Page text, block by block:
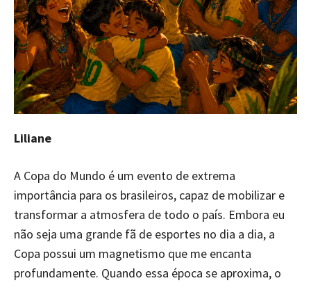
Liliane
A Copa do Mundo é um evento de extrema
importância para os brasileiros, capaz de mobilizar e
transformar a atmosfera de todo o país. Embora eu
não seja uma grande fã de esportes no dia a dia, a
Copa possui um magnetismo que me encanta
profundamente. Quando essa época se aproxima, o